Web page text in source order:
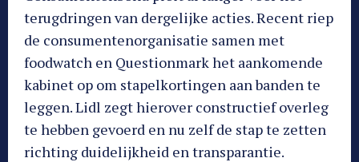
terugdringen van dergelijke acties. Recent riep
de consumentenorganisatie samen met
foodwatch en Questionmark het aankomende
kabinet op om stapelkortingen aan banden te
leggen. Lidl zegt hierover constructief overleg
te hebben gevoerd en nu zelf de stap te zetten
richting duidelijkheid en transparantie.